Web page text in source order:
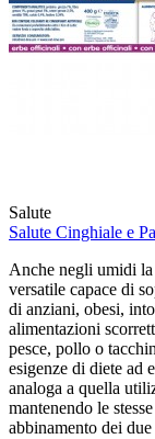
Salute
Salute Cinghiale e
Anche negli umidi
versatile capace di
di anziani, obesi,
alimentazioni
pesce, pollo o
esigenze di diete ad
analoga a quella
mantenendo le
abbinamento dei